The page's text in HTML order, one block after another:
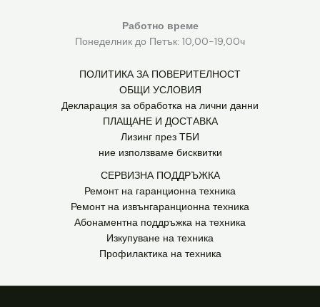
Работно време
Понеделник до Петък: 10,00-19,00ч
ПОЛИТИКА ЗА ПОВЕРИТЕЛНОСТ
ОБЩИ УСЛОВИЯ
Декларация за обработка на лични данни
ПЛАЩАНЕ И ДОСТАВКА
Лизинг през ТБИ
ние използваме бисквитки
СЕРВИЗНА ПОДДРЪЖКА
Ремонт на гаранционна техника
Ремонт на извънгаранционна техника
Абонаментна поддръжка на техника
Изкупуване на техника
Профилактика на техника